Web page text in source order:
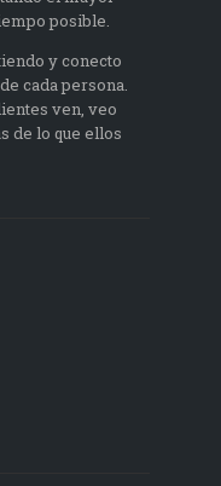
posible.
y conecto
cada persona.
ven, veo
de lo que ellos